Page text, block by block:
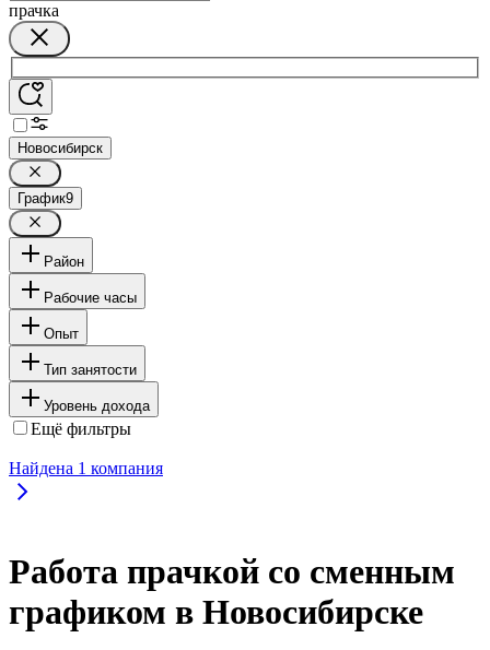
прачка
Новосибирск
График9
Район
Рабочие часы
Опыт
Тип занятости
Уровень дохода
Ещё фильтры
Найдена 1 компания
Работа прачкой со сменным
графиком в Новосибирске